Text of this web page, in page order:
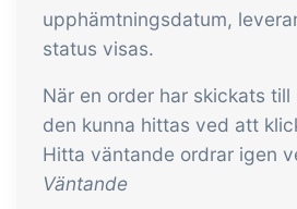
upphämtningsdatum,
status visas.
När en order har skickats
den kunna hittas ved att
Hitta väntande ordrar igen
Väntande